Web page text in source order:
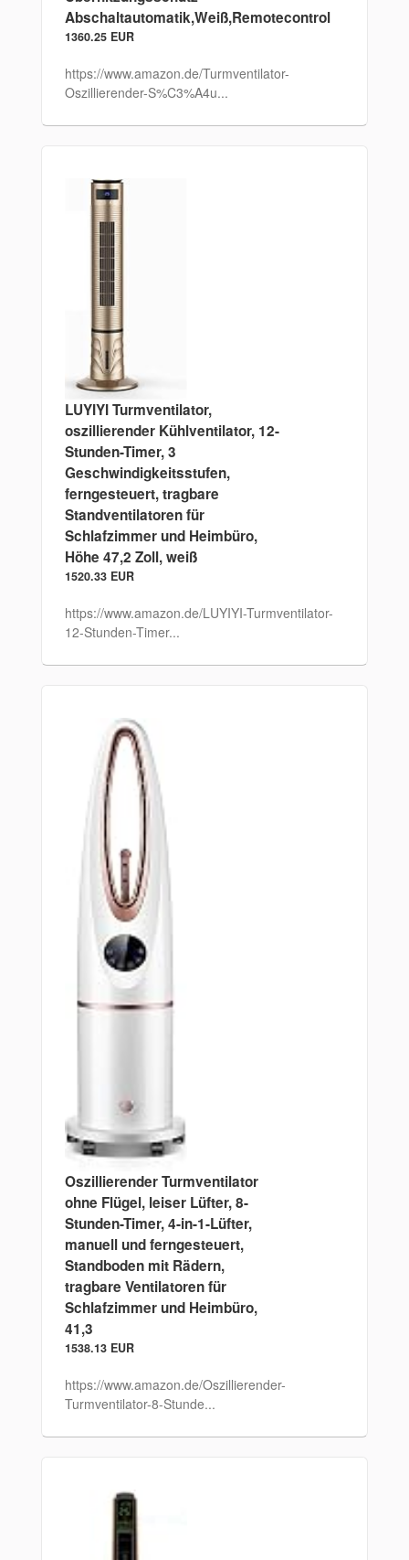
Abschaltautomatik,Weiß,Remotecontrol
1360.25 EUR
https://www.amazon.de/Turmventilator-
Oszillierender-S%C3%A4u...
LUYIYI Turmventilator,
oszillierender Kühlventilator, 12-
Stunden-Timer, 3
Geschwindigkeitsstufen,
ferngesteuert, tragbare
Standventilatoren für
Schlafzimmer und Heimbüro,
Höhe 47,2 Zoll, weiß
1520.33 EUR
https://www.amazon.de/LUYIYI-Turmventilator-
12-Stunden-Timer...
Oszillierender Turmventilator
ohne Flügel, leiser Lüfter, 8-
Stunden-Timer, 4-in-1-Lüfter,
manuell und ferngesteuert,
Standboden mit Rädern,
tragbare Ventilatoren für
Schlafzimmer und Heimbüro,
41,3
1538.13 EUR
https://www.amazon.de/Oszillierender-
Turmventilator-8-Stunde...